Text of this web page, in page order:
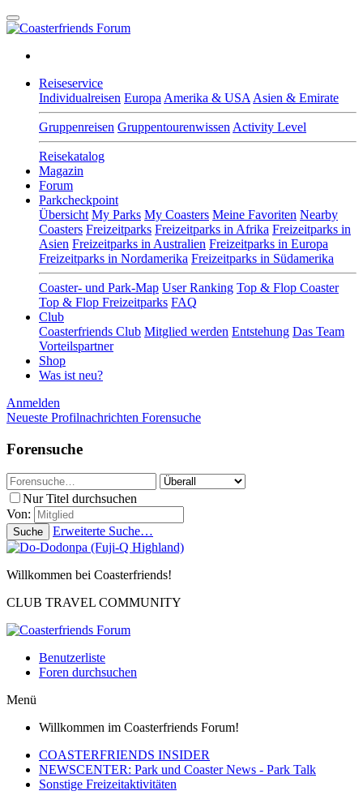
Reiseservice
Individualreisen Europa Amerika & USA Asien & Emirate
Gruppenreisen Gruppentourenwissen Activity Level
Reisekatalog
Magazin
Forum
Parkcheckpoint
Übersicht My Parks My Coasters Meine Favoriten Nearby
Coasters Freizeitparks Freizeitparks in Afrika Freizeitparks in
Asien Freizeitparks in Australien Freizeitparks in Europa
Freizeitparks in Nordamerika Freizeitparks in Südamerika
Coaster- und Park-Map User Ranking Top & Flop Coaster
Top & Flop Freizeitparks FAQ
Club
Coasterfriends Club Mitglied werden Entstehung Das Team
Vorteilspartner
Shop
Was ist neu?
Anmelden
Neueste Profilnachrichten Forensuche
Forensuche
Nur Titel durchsuchen
Von:
Suche Erweiterte Suche…
Willkommen bei Coasterfriends!
CLUB TRAVEL COMMUNITY
Benutzerliste
Foren durchsuchen
Menü
Willkommen im Coasterfriends Forum!
COASTERFRIENDS INSIDER
NEWSCENTER: Park und Coaster News - Park Talk
Sonstige Freizeitaktivitäten